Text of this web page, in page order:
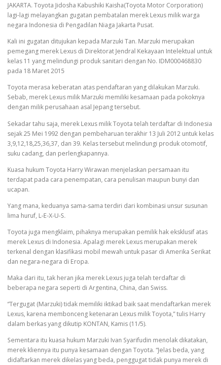
JAKARTA. Toyota Jidosha Kabushiki Kaisha(Toyota Motor Corporation)
lagi-lagi melayangkan gugatan pembatalan merek Lexus milik warga
negara Indonesia di Pengadilan Niaga Jakarta Pusat.
Kali ini gugatan ditujukan kepada Marzuki Tan. Marzuki merupakan
pemegang merek Lexus di Direktorat Jendral Kekayaan Intelektual untuk
kelas 11 yang melindungi produk sanitari dengan No. IDM000468830
pada 18 Maret 2015
Toyota merasa keberatan atas pendaftaran yang dilakukan Marzuki.
Sebab, merek Lexus milik Marzuki memiliki kesamaan pada pokoknya
dengan milik perusahaan asal Jepang tersebut.
Sekadar tahu saja, merek Lexus milik Toyota telah terdaftar di Indonesia
sejak 25 Mei 1992 dengan pembeharuan terakhir 13 Juli 2012 untuk kelas
3,9,12,18,25,36,37, dan 39. Kelas tersebut melindungi produk otomotif,
suku cadang, dan perlengkapannya.
Kuasa hukum Toyota Harry Wirawan menjelaskan persamaan itu
terdapat pada cara penempatan, cara penulisan maupun bunyi dan
ucapan.
Yang mana, keduanya sama-sama terdiri dari kombinasi unsur susunan
lima huruf, L-E-X-U-S.
Toyota juga mengklaim, pihaknya merupakan pemilik hak eksklusif atas
merek Lexus di Indonesia. Apalagi merek Lexus merupakan merek
terkenal dengan klasifikasi mobil mewah untuk pasar di Amerika Serikat
dan negara-negara di Eropa.
Maka dari itu, tak heran jika merek Lexus juga telah terdaftar di
beberapa negara seperti di Argentina, China, dan Swiss.
“Tergugat (Marzuki) tidak memiliki iktikad baik saat mendaftarkan merek
Lexus, karena membonceng ketenaran Lexus milik Toyota,” tulis Harry
dalam berkas yang dikutip KONTAN, Kamis (11/5).
Sementara itu kuasa hukum Marzuki Ivan Syarifudin menolak dikatakan,
merek kliennya itu punya kesamaan dengan Toyota. “Jelas beda, yang
didaftarkan merek dikelas yang beda, penggugat tidak punya merek di